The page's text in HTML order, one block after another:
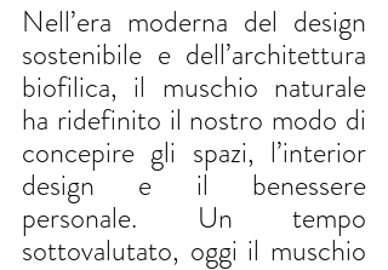
Nell’era moderna del design
sostenibile e dell’architettura
biofilica, il muschio naturale
ha ridefinito il nostro modo di
concepire gli spazi, l’interior
design e il benessere
personale. Un tempo
sottovalutato, oggi il muschio